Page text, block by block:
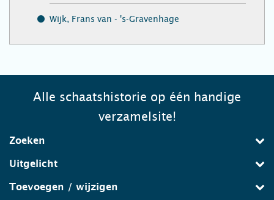
Wijk, Frans van - 's-Gravenhage
Alle schaatshistorie op één handige
verzamelsite!
Zoeken
Uitgelicht
Toevoegen / wijzigen